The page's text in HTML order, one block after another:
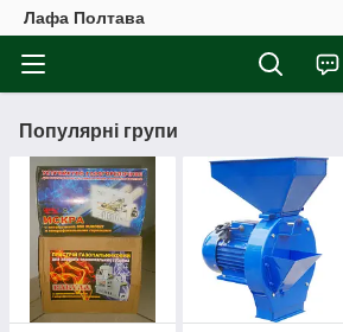
Лафа Полтава
Популярні групи